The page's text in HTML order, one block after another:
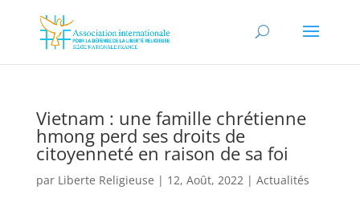
Vietnam : une famille chrétienne
hmong perd ses droits de
citoyenneté en raison de sa foi
par Liberte Religieuse | 12, Août, 2022| Actualités